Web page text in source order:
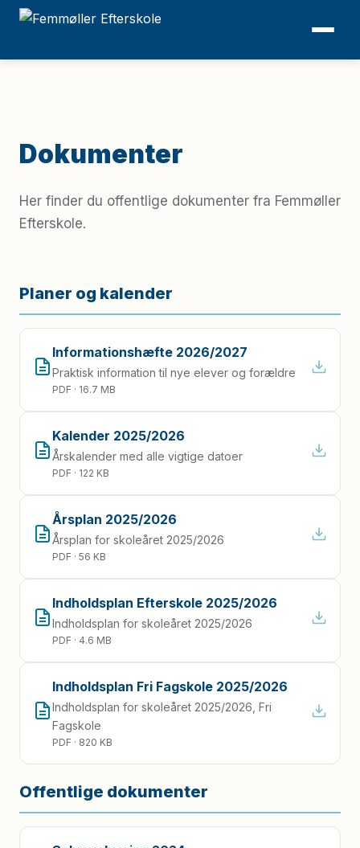
Dokumenter
Her finder du offentlige dokumenter fra Femmøller
Efterskole.
Planer og kalender
Informationshæfte 2026/2027
Praktisk information til nye elever og forældre
PDF · 16.7 MB
Kalender 2025/2026
Årskalender med alle vigtige datoer
PDF · 122 KB
Årsplan 2025/2026
Årsplan for skoleåret 2025/2026
PDF · 56 KB
Indholdsplan Efterskole 2025/2026
Indholdsplan for skoleåret 2025/2026
PDF · 4.6 MB
Indholdsplan Fri Fagskole 2025/2026
Indholdsplan for skoleåret 2025/2026, Fri
Fagskole
PDF · 820 KB
Offentlige dokumenter